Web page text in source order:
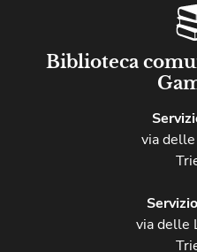
Biblioteca
via
via delle